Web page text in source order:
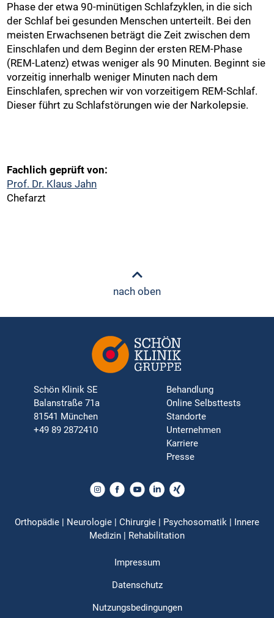
Phase der etwa 90-minütigen Schlafzyklen, in die sich
der Schlaf bei gesunden Menschen unterteilt. Bei den
meisten Erwachsenen beträgt die Zeit zwischen dem
Einschlafen und dem Beginn der ersten REM-Phase
(REM-Latenz) etwas weniger als 90 Minuten. Beginnt sie
vorzeitig innerhalb weniger Minuten nach dem
Einschlafen, sprechen wir von vorzeitigem REM-Schlaf.
Dieser führt zu Schlafstörungen wie der Narkolepsie.
Fachlich geprüft von:
Prof. Dr. Klaus Jahn
Chefarzt
nach oben
Schön Klinik SE
Balanstraße 71a
81541 München
+49 89 2872410
Behandlung
Online Selbsttests
Standorte
Unternehmen
Karriere
Presse
Orthopädie | Neurologie | Chirurgie | Psychosomatik | Innere
Medizin | Rehabilitation
Impressum
Datenschutz
Nutzungsbedingungen